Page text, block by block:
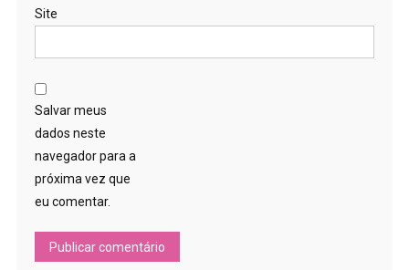
Site
Salvar meus
dados neste
navegador para a
próxima vez que
eu comentar.